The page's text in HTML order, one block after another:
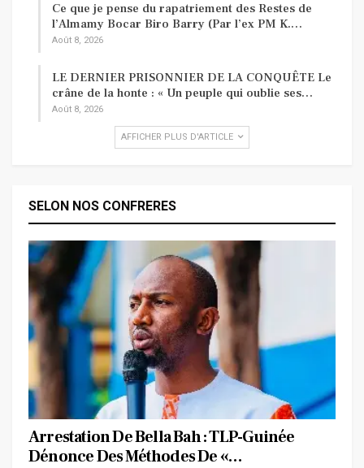
Ce que je pense du rapatriement des Restes de
l’Almamy Bocar Biro Barry (Par l’ex PM K.…
Août 8, 2026
LE DERNIER PRISONNIER DE LA CONQUÊTE Le
crâne de la honte : « Un peuple qui oublie ses…
Août 8, 2026
AFFICHER PLUS D'ARTICLE
SELON NOS CONFRERES
Arrestation De Bella Bah : TLP-Guinée
Dénonce Des Méthodes De «…